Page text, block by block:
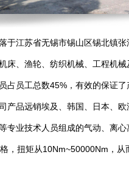
江苏省无锡市锡山区锡北镇张
床、渔轮、纺织机械、工程机
占员工总数45%，有效的保证
产品远销埃及、韩国、日本、
专业技术人员组成的气动、离
，扭矩从10Nm~50000Nm，